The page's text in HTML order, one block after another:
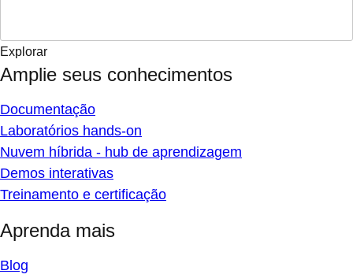
Explorar
Amplie seus conhecimentos
Documentação
Laboratórios hands-on
Nuvem híbrida - hub de aprendizagem
Demos interativas
Treinamento e certificação
Aprenda mais
Blog